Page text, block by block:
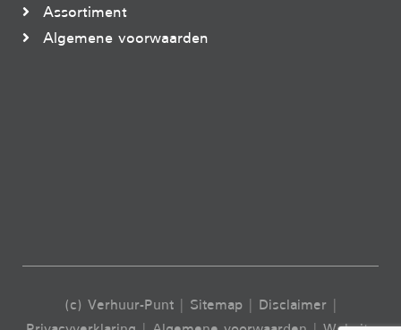
Assortiment
Algemene voorwaarden
(c) Verhuur-Punt | Sitemap| Disclaimer|